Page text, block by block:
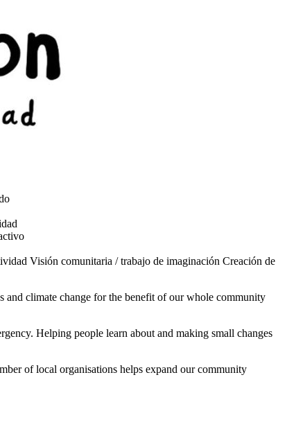
Visión comunitaria / trabajo de imaginación Creación de
and climate change for the benefit of our whole community
Helping people learn about and making small changes
of local organisations helps expand our community